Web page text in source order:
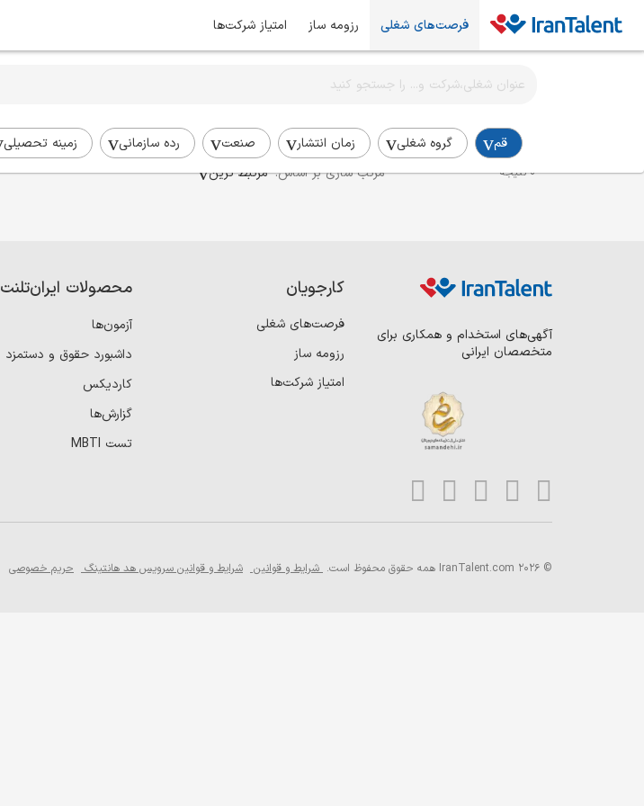
فرصت‌های شغلی رزومه ساز امتیاز شرکت‌ها
قم گروه شغلی زمان انتشار صنعت رده سازمانی زمینه تحصیلی
اطلاع‌رسانی شغلی را برای این جستجو فعال کنید
استخدام برنامه نویس ری اکت در قم
0 نتیجه مرتب سازی بر اساس: مرتبط ترین
آگهی‌های استخدام و همکاری برای
متخصصان ایرانی
کارجویان
فرصت‌های شغلی
رزومه ساز
امتیاز شرکت‌ها
محصولات ایران‌تلنت
آزمون‌ها
داشبورد حقوق و دستمزد
کاردیکس
گزارش‌ها
تست MBTI
© 2026 IranTalent.com همه حقوق محفوظ است. شرایط و قوانین شرایط و قوانین سرویس هد هانتینگ حریم خصوصی